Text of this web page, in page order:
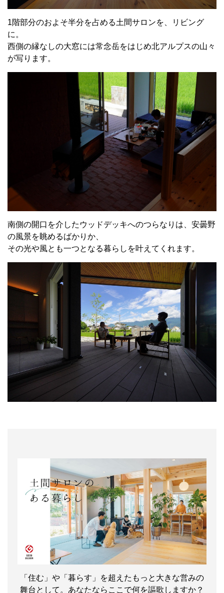
1階部分のおよそ半分を占める土間サロンを、リビング
に。
西側の縁なしの大窓には常念岳をはじめ北アルプスの山々
が写ります。
南側の開口を介したウッドデッキへのつらなりは、安曇野
の風景を眺めるばかりか、
その光や風とも一つとなる暮らしを叶えてくれます。
「住む」や「暮らす」を超えたもっと大きな営みの
舞台として。あなたならここで何を謳歌しますか？